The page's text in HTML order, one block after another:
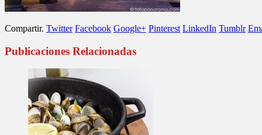
Compartir. Twitter Facebook Google+ Pinterest LinkedIn Tumblr
Publicaciones Relacionadas